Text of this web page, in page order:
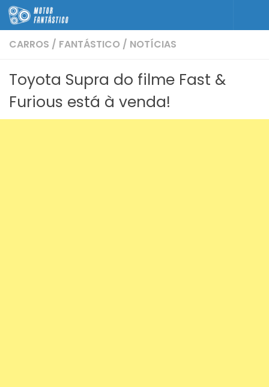
Skip to content
CARROS / FANTÁSTICO / NOTÍCIAS
Toyota Supra do filme Fast &
Furious está à venda!